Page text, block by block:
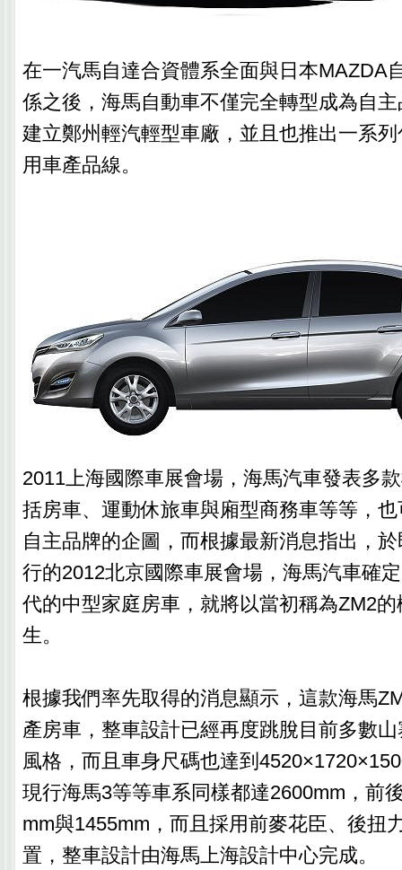
在一汽馬自達合資體系全面與日本MAZDA
係之後，海馬自動車不僅完全轉型成為自
建立鄭州輕汽輕型車廠，並且也推出一系
用車產品線。
2011上海國際車展會場，海馬汽車發表多
括房車、運動休旅車與廂型商務車等等，
自主品牌的企圖，而根據最新消息指出，
行的2012北京國際車展會場，海馬汽車確
代的中型家庭房車，就將以當初稱為ZM2
生。
根據我們率先取得的消息顯示，這款海馬
產房車，整車設計已經再度跳脫目前多數
風格，而且車身尺碼也達到
現行海馬3等等車系同樣都達2600mm，前
mm與1455mm，而且採用前麥花臣、後扭
置，整車設計由海馬上海設計中心完成。